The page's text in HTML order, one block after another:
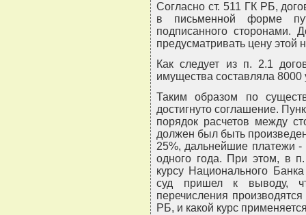
Согласно ст. 511 ГК РБ,
в письменной форме
подписанного сторонами.
предусматривать цену этой
Как следует из п. 2.1
имущества составляла
Таким образом по
достигнуто соглашение.
порядок расчетов между
должен был быть
25%, дальнейшие платежи
одного года. При этом, в
курсу Национального
суд пришел к выводу,
перечисления
РБ, и какой курс